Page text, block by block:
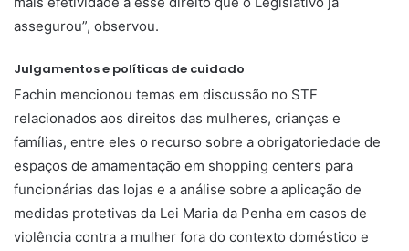
assegurou”, observou.
Julgamentos e políticas de cuidado
Fachin mencionou temas em discussão no STF
relacionados aos direitos das mulheres, crianças e
famílias, entre eles o recurso sobre a obrigatoriedade de
espaços de amamentação em shopping centers para
funcionárias das lojas e a análise sobre a aplicação de
medidas protetivas da Lei Maria da Penha em casos de
violência contra a mulher fora do contexto doméstico e